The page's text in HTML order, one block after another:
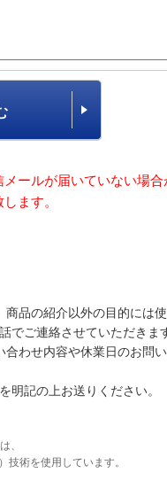
ールが届いていない場
ます。
品の紹介以外の目的には
でご連絡させていただきま
わせ内容や休業日のお問
明記の上お送りください。
、
術を使用しています。